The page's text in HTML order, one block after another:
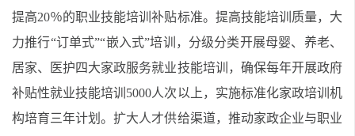
提高20％的职业技能培训补贴标准。提高技能培训质量，大
力推行“订单式”“嵌入式”培训，分级分类开展母婴、养老、
居家、医护四大家政服务就业技能培训，确保每年开展政府
补贴性就业技能培训5000人次以上，实施标准化家政培训机
构培育三年计划。扩大人才供给渠道，推动家政企业与职业